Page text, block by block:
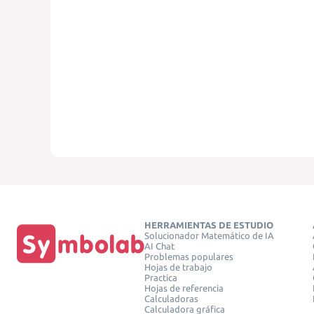
HERRAMIENTAS DE ESTUDIO
Solucionador Matemático de IA
AI Chat
Problemas populares
Hojas de trabajo
Practica
Hojas de referencia
Calculadoras
Calculadora gráfica